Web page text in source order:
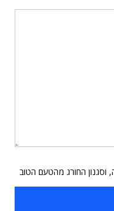
וסגנון החורג מהטעם הטוב